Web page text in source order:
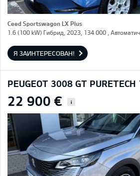
Ceed Sportswagon LX Plus
1.6 (100 kW) Гибрид, 2023, 134 000 ,
Я ЗАИНТЕРЕСОВАН!
PEUGEOT 3008 GT
22 900 € i